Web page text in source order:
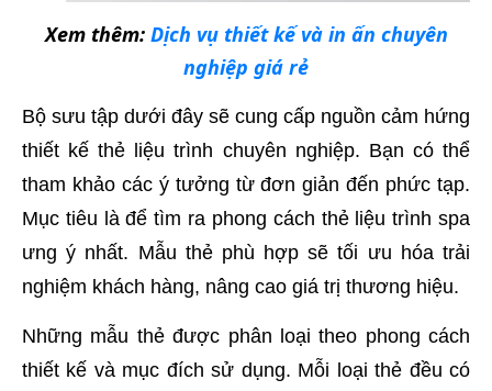
Xem thêm: Dịch vụ thiết kế và in ấn chuyên
nghiệp giá rẻ
Bộ sưu tập dưới đây sẽ cung cấp nguồn cảm hứng
thiết kế thẻ liệu trình chuyên nghiệp. Bạn có thể
tham khảo các ý tưởng từ đơn giản đến phức tạp.
Mục tiêu là để tìm ra phong cách thẻ liệu trình spa
ưng ý nhất. Mẫu thẻ phù hợp sẽ tối ưu hóa trải
nghiệm khách hàng, nâng cao giá trị thương hiệu.
Những mẫu thẻ được phân loại theo phong cách
thiết kế và mục đích sử dụng. Mỗi loại thẻ đều có